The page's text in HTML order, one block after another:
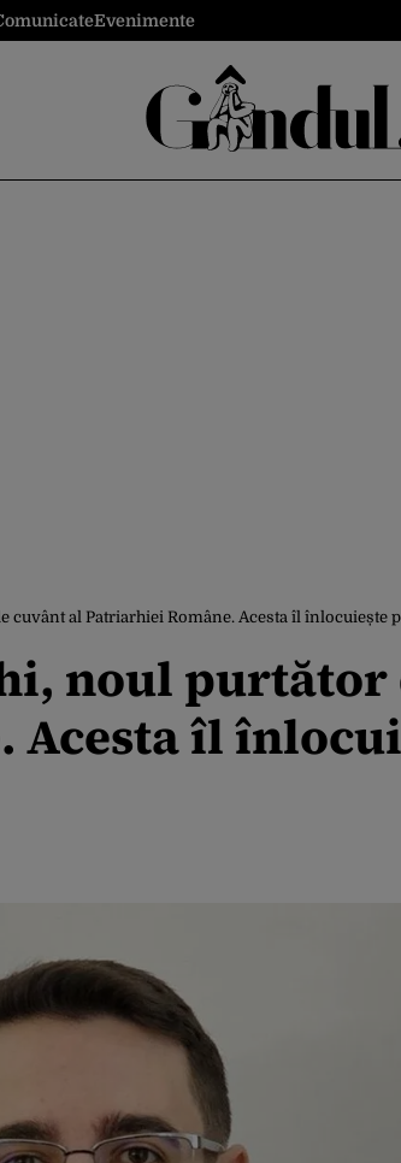
Evenimente
cuvânt al Patriarhiei Române. Acesta îl înlocuiește
noul purtător
îl